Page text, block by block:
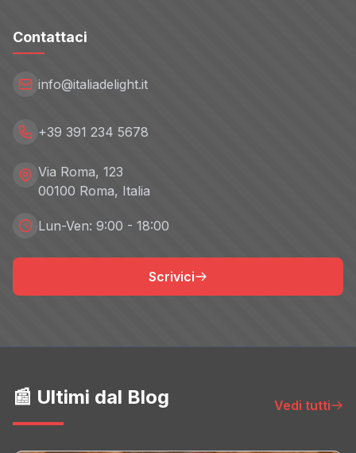
Contattaci
info@italiadelight.it
+39 391 234 5678
Via Roma, 123
00100 Roma, Italia
Lun-Ven: 9:00 - 18:00
Scrivici
📰 Ultimi dal Blog Vedi tutti